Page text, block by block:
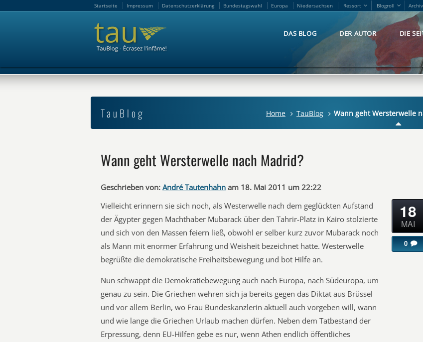
Startseite Impressum Datenschutzerklärung Bundestagswahl Europa Niedersachsen Ressort Blogroll Archiv
DAS BLOG DER AUTOR DIE
TauBlog Home TauBlog Wann geht Wersterwelle
Wann geht Wersterwelle nach Madrid?
Geschrieben von: André Tautenhahn am 18. Mai 2011 um 22:22
Vielleicht erinnern sie sich noch, als Westerwelle nach dem geglückten Aufstand
der Ägypter gegen Machthaber Mubarack über den Tahrir-Platz in Kairo stolzierte
und sich von den Massen feiern ließ, obwohl er selber kurz zuvor Mubarack noch
als Mann mit enormer Erfahrung und Weisheit bezeichnet hatte. Westerwelle
begrüßte die demokratische Freiheitsbewegung und bot Hilfe an.
Nun schwappt die Demokratiebewegung auch nach Europa, nach Südeuropa, um
genau zu sein. Die Griechen wehren sich ja bereits gegen das Diktat aus Brüssel
und vor allem Berlin, wo Frau Bundeskanzlerin aktuell auch vorgeben will, wann
und wie lange die Griechen Urlaub machen dürfen. Neben dem Tatbestand der
Erpressung, denn EU-Hilfen gebe es nur, wenn Athen endlich öffentliches
18
MAI
0
Startseite Impressum Datenschutzerklärung Bundestagswahl Europa Niedersachsen Ressort Blogroll Archiv
DAS BLOG DER AUTOR DIE